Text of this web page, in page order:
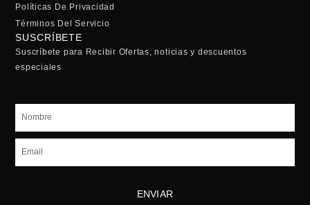
Políticas De Privacidad
Términos Del Servicio
SUSCRÍBETE
Suscríbete para Recibir Ofertas, noticias y descuentos
especiales
Nombre
Email
ENVIAR